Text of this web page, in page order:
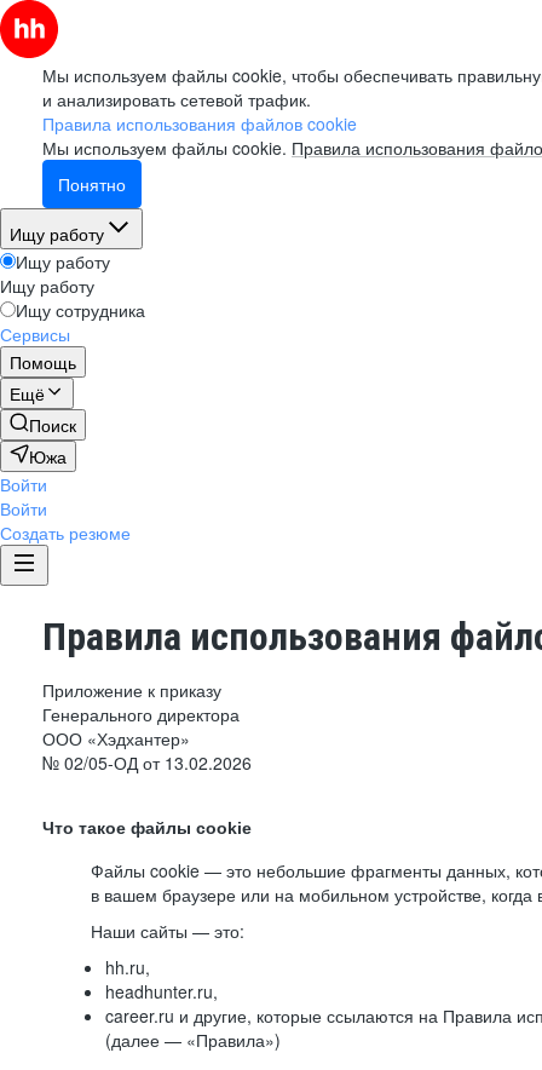
Мы используем файлы cookie, чтобы обеспечивать
и анализировать сетевой трафик.
Правила использования файлов cookie
Мы используем файлы cookie. Правила использования
Понятно
Ищу работу
Ищу работу
Ищу работу
Ищу сотрудника
Сервисы
Помощь
Ещё
Поиск
Южа
Войти
Войти
Создать резюме
Правила использования
Приложение к приказу
Генерального директора
ООО «Хэдхантер»
№ 02/05-ОД от 13.02.2026
Что такое файлы cookie
Файлы cookie — это небольшие фрагменты данных,
в вашем браузере или на мобильном устройстве,
Наши сайты — это:
hh.ru,
headhunter.ru,
career.ru и другие, которые ссылаются на Правила
(далее — «Правила»)